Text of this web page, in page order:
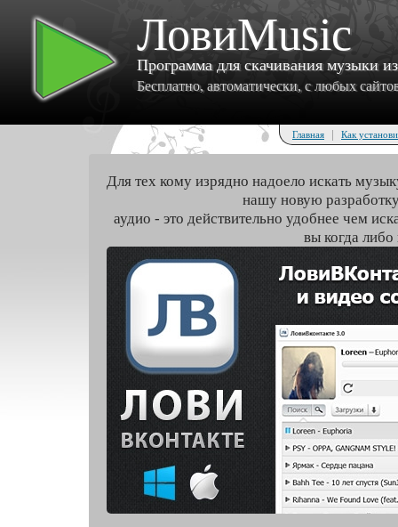
ЛовиMusic
Программа для скачивания музыки
Бесплатно, автоматически, с любых
Главная | Как
Для тех кому изрядно надоело искать
нашу новую
аудио - это действительно удобнее чем
вы когда либо